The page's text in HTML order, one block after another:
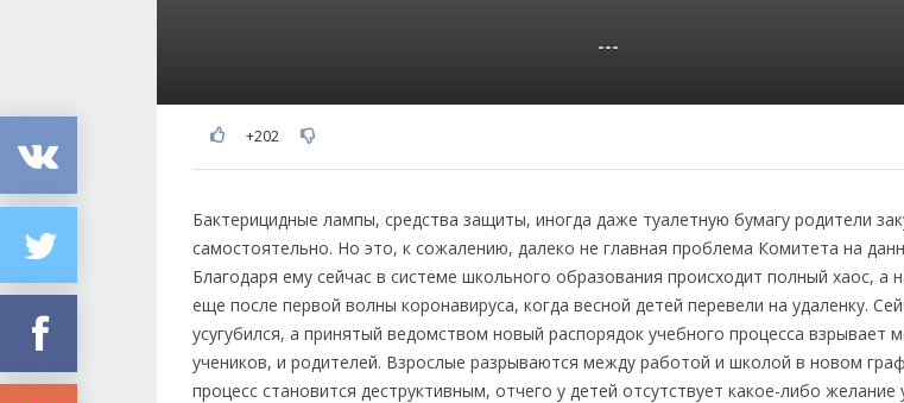
---
+202
Бактерицидные лампы, средства защиты, иногда даже туалетную бумагу родители
самостоятельно. Но это, к сожалению, далеко не главная проблема Комитета на
Благодаря ему сейчас в системе школьного образования происходит полный хаос, а
еще после первой волны коронавируса, когда весной детей перевели на удаленку.
усугубился, а принятый ведомством новый распорядок учебного процесса взрывает
учеников, и родителей. Взрослые разрываются между работой и школой в новом
процесс становится деструктивным, отчего у детей отсутствует какое-либо желание